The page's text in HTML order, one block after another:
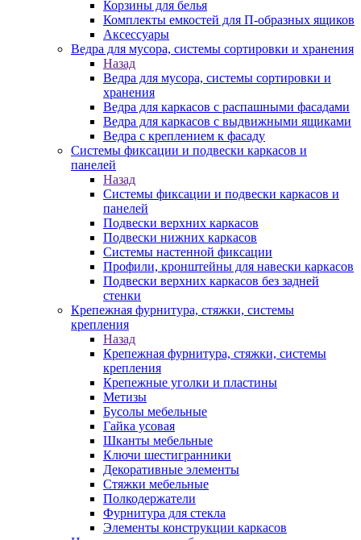
Корзины для белья
Комплекты емкостей для П-образных ящиков
Аксессуары
Ведра для мусора, системы сортировки и хранения
Назад
Ведра для мусора, системы сортировки и
хранения
Ведра для каркасов с распашными фасадами
Ведра для каркасов с выдвижными ящиками
Ведра с креплением к фасаду
Системы фиксации и подвески каркасов и
панелей
Назад
Системы фиксации и подвески каркасов и
панелей
Подвески верхних каркасов
Подвески нижних каркасов
Системы настенной фиксации
Профили, кронштейны для навески каркасов
Подвески верхних каркасов без задней
стенки
Крепежная фурнитура, стяжки, системы
крепления
Назад
Крепежная фурнитура, стяжки, системы
крепления
Крепежные уголки и пластины
Метизы
Бусолы мебельные
Гайка усовая
Шканты мебельные
Ключи шестигранники
Декоративные элементы
Стяжки мебельные
Полкодержатели
Фурнитура для стекла
Элементы конструкции каркасов